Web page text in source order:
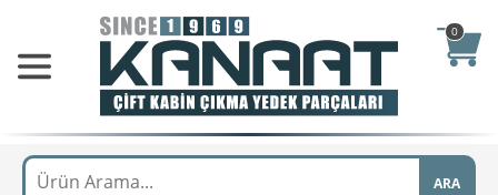
0
ARA